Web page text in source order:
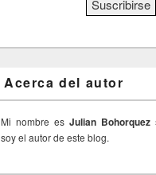
Acerca del autor
Mi nombre es Julian Bohorquez
soy el autor de este blog.